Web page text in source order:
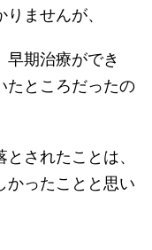
ませんが、
期治療ができ
たところだったの
されたことは、
かったことと思い